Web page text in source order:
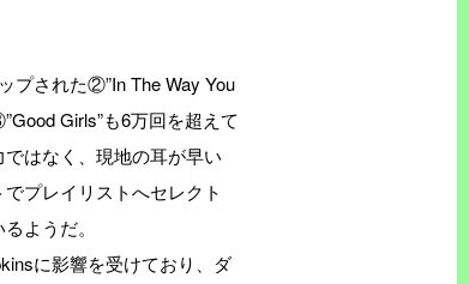
プされた②”In The Way You
Girls”も6万回を超えて
はなく、現地の耳が早い
プレイリストへセレクト
ようだ。
に影響を受けており、ダ